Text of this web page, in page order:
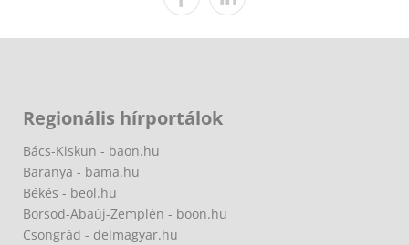
Regionális hírportálok
Bács-Kiskun - baon.hu
Baranya - bama.hu
Békés - beol.hu
Borsod-Abaúj-Zemplén - boon.hu
Csongrád - delmagyar.hu